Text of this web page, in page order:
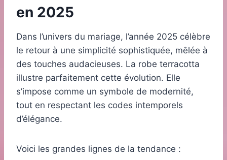
en 2025
Dans l’univers du mariage, l’année 2025 célèbre
le retour à une simplicité sophistiquée, mêlée à
des touches audacieuses. La robe terracotta
illustre parfaitement cette évolution. Elle
s’impose comme un symbole de modernité,
tout en respectant les codes intemporels
d’élégance.
Voici les grandes lignes de la tendance :